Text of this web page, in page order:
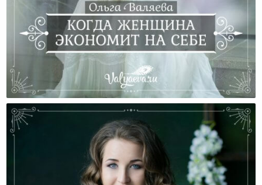
Когда Женщина Экономит На Себе